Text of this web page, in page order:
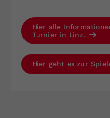
Hier alle
Turnier in Linz.
Hier geht es zur